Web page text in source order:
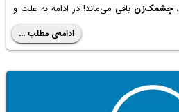
چشمک‌زنباقی می‌ماند! در ادامه به علت و
ادامه‌ی مطلب ...